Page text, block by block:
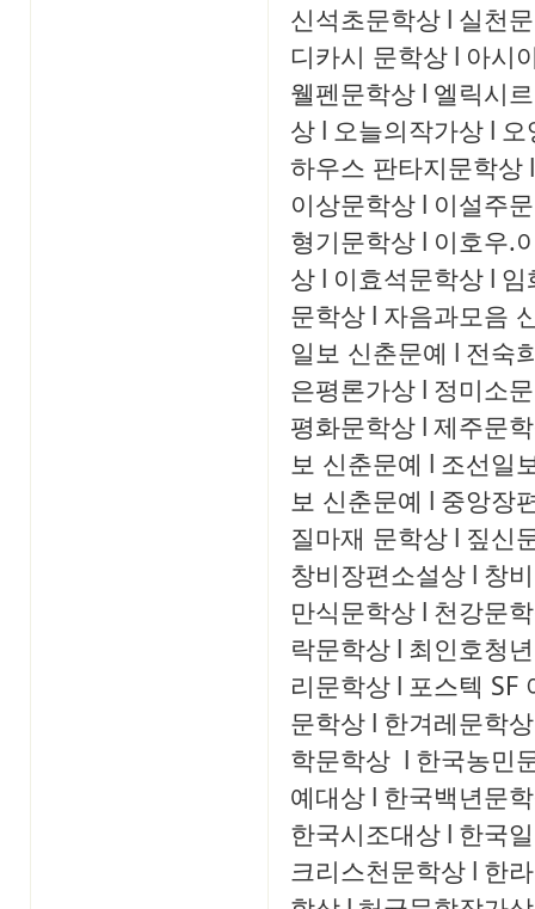
신석초문학상 l 실천
디카시 문학상 l 아시
웰펜문학상 l 엘릭시
상 l 오늘의작가상 l 오
하우스 판타지문학상 l
이상문학상 l 이설주
형기문학상 l 이호우.
상 l 이효석문학상 l 임
문학상 l 자음과모음
일보 신춘문예 l 전숙
은평론가상 l 정미소
평화문학상 l 제주문
보 신춘문예 l 조선일
보 신춘문예 l 중앙장
질마재 문학상 l 짚신
창비장편소설상 l 창
만식문학상 l 천강문
락문학상 l 최인호청
리문학상 l 포스텍 SF
문학상 l 한겨레문학상
학문학상 l 한국농민
예대상 l 한국백년문
한국시조대상 l 한국
크리스천문학상 l 한